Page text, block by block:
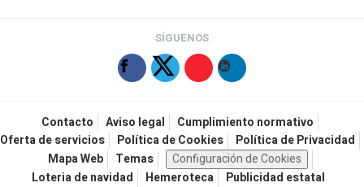
SÍGUENOS
Contacto Aviso legal
Cumplimiento normativo
Oferta de servicios
Política de Cookies
Política de Privacidad
Mapa Web
Temas
Configuración de Cookies
Loteria de navidad
Hemeroteca Publicidad estatal